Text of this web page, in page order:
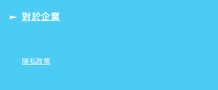
對於企業
隱私政策